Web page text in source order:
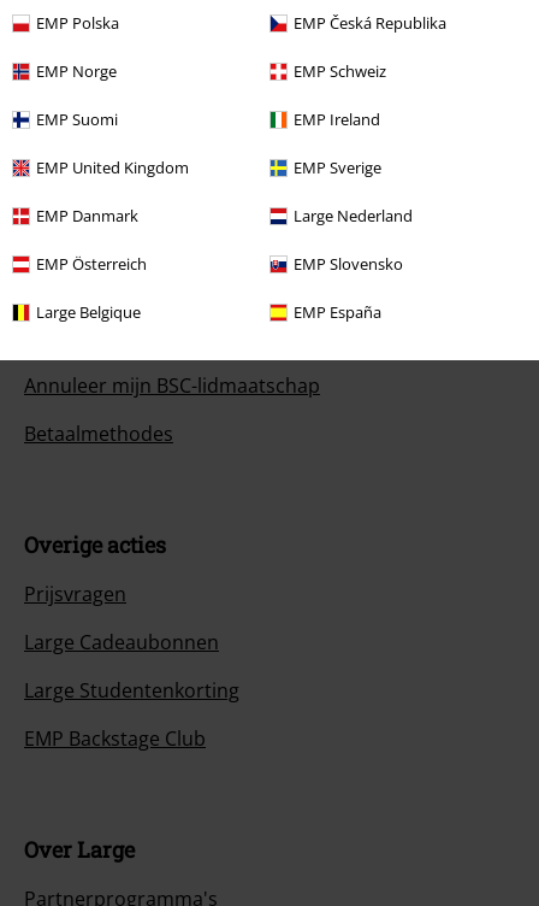
EMP Polska EMP Česká Republika
EMP Norge EMP Schweiz
EMP Suomi EMP Ireland
EMP United Kingdom EMP Sverige
EMP Danmark Large Nederland
EMP Österreich EMP Slovensko
Large Belgique EMP España
Begin chat
Annuleer mijn BSC-lidmaatschap
Betaalmethodes
Overige acties
Prijsvragen
Large Cadeaubonnen
Large Studentenkorting
EMP Backstage Club
Over Large
Partnerprogramma's